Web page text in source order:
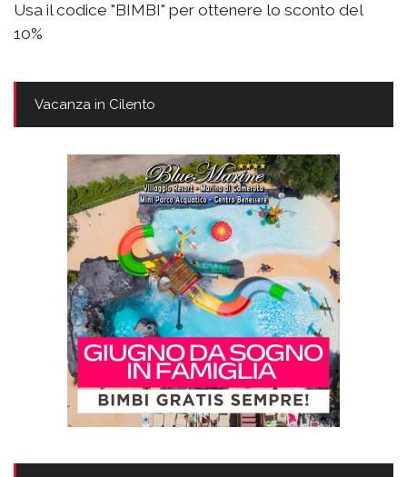
Usa il codice "BIMBI" per ottenere lo sconto del
10%
Vacanza in Cilento